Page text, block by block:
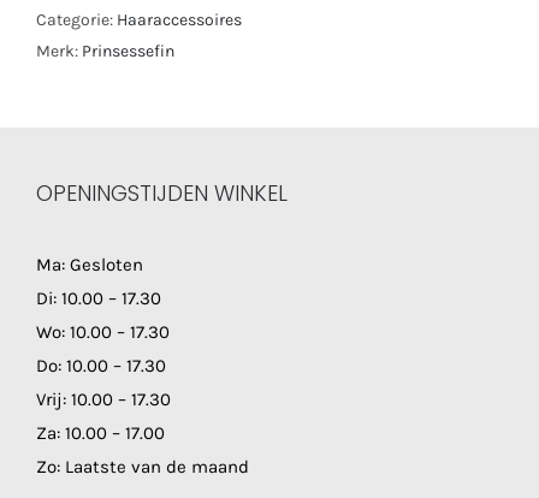
Categorie: Haaraccessoires
Merk: Prinsessefin
OPENINGSTIJDEN WINKEL
Ma: Gesloten
Di: 10.00 – 17.30
Wo: 10.00 – 17.30
Do: 10.00 – 17.30
Vrij: 10.00 – 17.30
Za: 10.00 – 17.00
Zo: Laatste van de maand